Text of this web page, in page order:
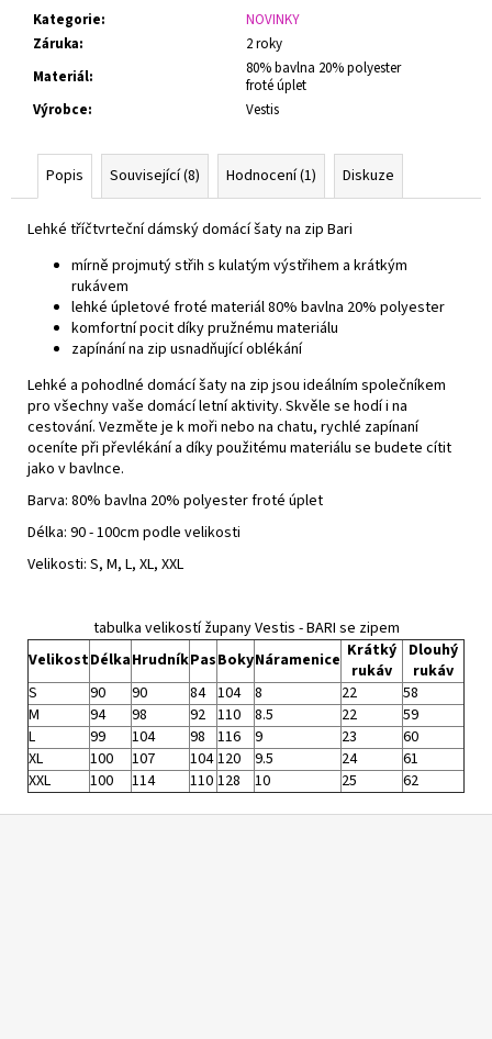
Kategorie:
NOVINKY
Záruka:
2 roky
Materiál:
80% bavlna 20% polyester
froté úplet
Výrobce: Vestis
Popis Související (8) Hodnocení (1) Diskuze
Lehké tříčtvrteční dámský domácí šaty na zip Bari
mírně projmutý střih s kulatým výstřihem a krátkým
rukávem
lehké úpletové froté materiál 80% bavlna 20% polyester
komfortní pocit díky pružnému materiálu
zapínání na zip usnadňující oblékání
Lehké a pohodlné domácí šaty na zip jsou ideálním společníkem
pro všechny vaše domácí letní aktivity. Skvěle se hodí i na
cestování. Vezměte je k moři nebo na chatu, rychlé zapínaní
oceníte při převlékání a díky použitému materiálu se budete cítit
jako v bavlnce.
Barva: 80% bavlna 20% polyester froté úplet
Délka: 90 - 100cm podle velikosti
Velikosti: S, M, L, XL, XXL
tabulka velikostí župany Vestis - BARI se zipem
VelikostDélkaHrudníkPasBokyNáramenice Krátký
rukáv
Dlouhý
rukáv
S
90 90 84 104 8 22
58
M
94 98 92 110 8.5 22
59
L
99 104 98 116 9 23
60
XL
100 107 104 120 9.5 24
61
XXL
100 114 110 128 10 25 62